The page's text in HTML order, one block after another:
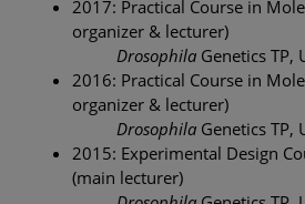
2017: Practical Course in
organizer & lecturer)
Drosophila Genetics TP,
2016: Practical Course in
organizer & lecturer)
Drosophila Genetics TP,
2015: Experimental Design
(main lecturer)